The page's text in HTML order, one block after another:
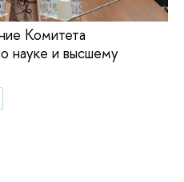
Комитета
науке и высшему